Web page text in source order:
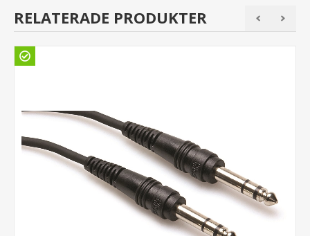
RELATERADE PRODUKTER